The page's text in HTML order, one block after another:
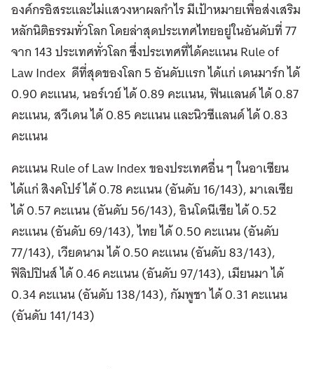
องค์กรอิสระและไม่แสวงหาผลกำไร มีเป้าหมายเพื่อส่งเสริม
หลักนิติธรรมทั่วโลก โดยล่าสุดประเทศไทยอยู่ในอันดับที่ 77
จาก 143 ประเทศทั่วโลก ซึ่งประเทศที่ได้คะแนน Rule of
Law Index ดีที่สุดของโลก 5 อันดับแรก ได้แก่ เดนมาร์ก ได้
0.90 คะแนน, นอร์เวย์ ได้ 0.89 คะแนน, ฟินแลนด์ ได้ 0.87
คะแนน, สวีเดน ได้ 0.85 คะแนน และนิวซีแลนด์ ได้ 0.83
คะแนน
คะแนน Rule of Law Index ของประเทศอื่น ๆ ในอาเซียน
ได้แก่ สิงคโปร์ ได้ 0.78 คะแนน (อันดับ 16/143), มาเลเซีย
ได้ 0.57 คะแนน (อันดับ 56/143), อินโดนีเซีย ได้ 0.52
คะแนน (อันดับ 69/143), ไทย ได้ 0.50 คะแนน (อันดับ
77/143), เวียดนาม ได้ 0.50 คะแนน (อันดับ 83/143),
ฟิลิปปินส์ ได้ 0.46 คะแนน (อันดับ 97/143), เมียนมา ได้
0.34 คะแนน (อันดับ 138/143), กัมพูชา ได้ 0.31 คะแนน
(อันดับ 141/143)